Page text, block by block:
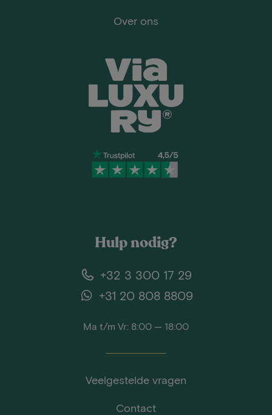
Over ons
Hulp nodig?
+32 3 300 17 29
+31 20 808 8809
Ma t/m Vr: 8:00 — 18:00
Veelgestelde vragen
Contact